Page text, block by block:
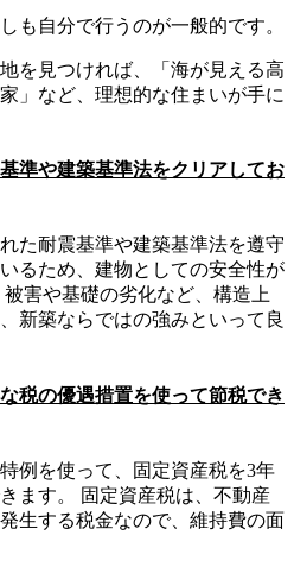
も自分で行うのが一般的です。
を見つければ、「海が見える高
」など、理想的な住まいが手に
準や建築基準法をクリアしてお
た耐震基準や建築基準法を遵守
るため、建物としての安全性が
害や基礎の劣化など、構造上
新築ならではの強みといって良
税の優遇措置を使って節税でき
例を使って、固定資産税を3年
ます。 固定資産税は、不動産
生する税金なので、維持費の面